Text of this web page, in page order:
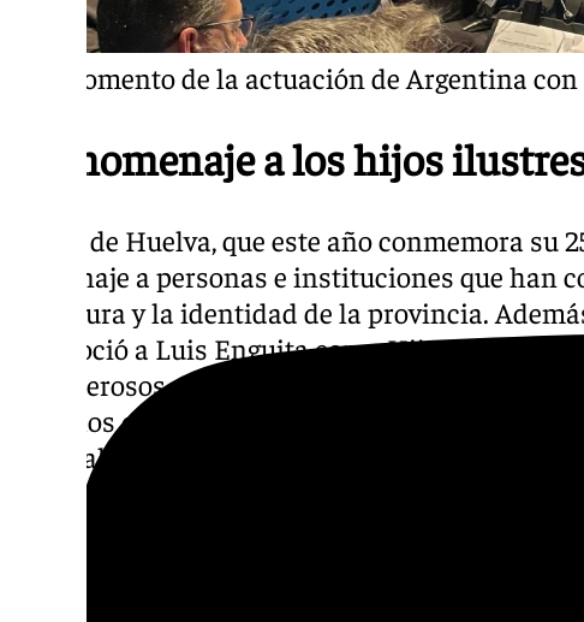
Momento de la actuación de Argentina
Un homenaje a los hijos
El Día de Huelva, que este año conmemora su
homenaje a personas e instituciones que han
la cultura y la identidad de la provincia.
reconoció a Luis Enguita como Hijo Adoptivo a
a numerosos colectivos y personalidades con
entre los que se encuentran figuras del ámbito
cultural y artístico.